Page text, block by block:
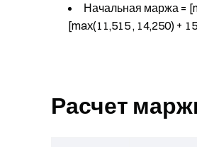
Начальная маржа =
[max(11,515 , 14,250) +
Расчет